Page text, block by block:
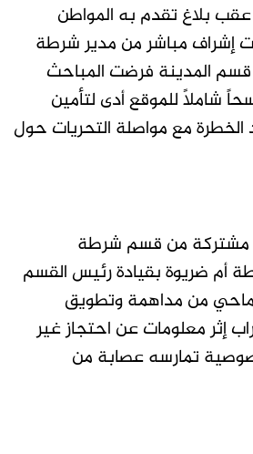
بلاغ تقدم به المواطن
مباشر من مدير شرطة
المدينة فرضت المباحث
شاملاً للموقع أدى لتأمين
الخطرة مع مواصلة التحريات حول
مشتركة من قسم شرطة
أم ضريوة بقيادة رئيس القسم
من مداهمة وتطويق
إثر معلومات عن احتجاز غير
تمارسه عصابة من